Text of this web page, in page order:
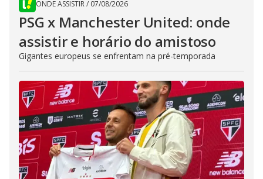
ONDE ASSISTIR/ 07/08/2026
PSG x Manchester United: onde
assistir e horário do amistoso
Gigantes europeus se enfrentam na pré-temporada